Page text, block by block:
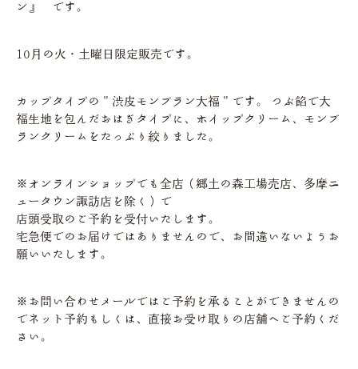
ン』 です。
10月の火・土曜日限定販売です。
カップタイプの＂渋皮モンブラン大福＂です。 つぶ餡で大
福生地を包んだおはぎタイプに、ホイップクリーム、モンブ
ランクリームをたっぷり絞りました。
※オンラインショップでも全店（郷土の森工場売店、多摩ニ
ュータウン諏訪店を除く）で
店頭受取のご予約を受付いたします。
宅急便でのお届けではありませんので、お間違いないようお
願いいたします。
※お問い合わせメールではご予約を承ることができませんの
でネット予約もしくは、直接お受け取りの店舗へご予約くだ
さい。